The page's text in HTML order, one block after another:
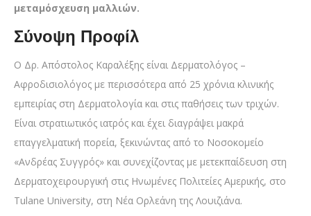
μεταμόσχευση μαλλιών.
Σύνοψη Προφίλ
Ο Δρ. Απόστολος Καραλέξης είναι Δερματολόγος –
Αφροδισιολόγος με περισσότερα από 25 χρόνια κλινικής
εμπειρίας στη Δερματολογία και στις παθήσεις των τριχών.
Είναι στρατιωτικός ιατρός και έχει διαγράψει μακρά
επαγγελματική πορεία, ξεκινώντας από το Νοσοκομείο
«Ανδρέας Συγγρός» και συνεχίζοντας με μετεκπαίδευση στη
Δερματοχειρουργική στις Ηνωμένες Πολιτείες Αμερικής, στο
Tulane University, στη Νέα Ορλεάνη της Λουιζιάνα.